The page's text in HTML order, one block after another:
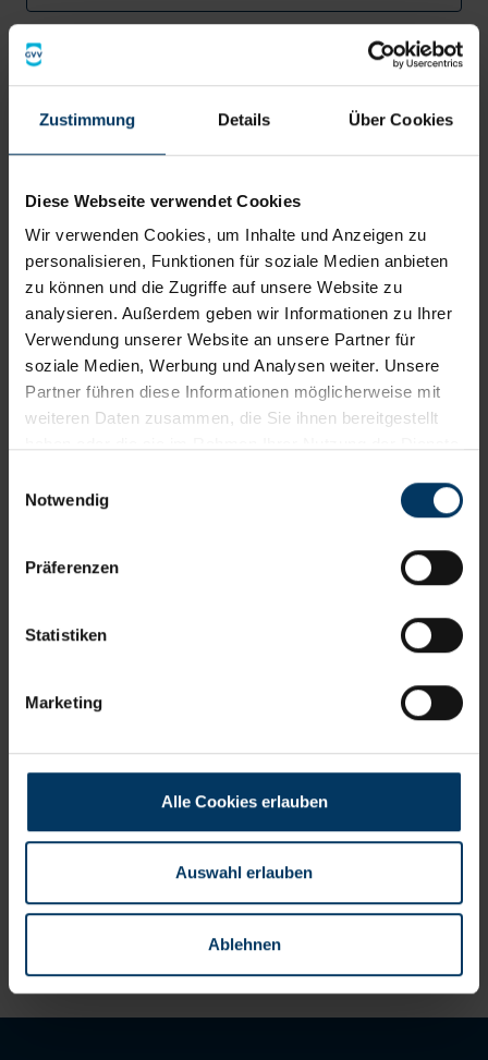
Zustimmung Details Über Cookies
Diese Webseite verwendet Cookies
Wir verwenden Cookies, um Inhalte und Anzeigen zu
personalisieren, Funktionen für soziale Medien anbieten
zu können und die Zugriffe auf unsere Website zu
analysieren. Außerdem geben wir Informationen zu Ihrer
Verwendung unserer Website an unsere Partner für
soziale Medien, Werbung und Analysen weiter. Unsere
Partner führen diese Informationen möglicherweise mit
weiteren Daten zusammen, die Sie ihnen bereitgestellt
Einwilligung können Sie jederzeit in den Einstellungen
Notwendig
Präferenzen
Statistiken
Marketing
Alle Cookies erlauben
Auswahl erlauben
Ablehnen
Amtl. Kennzeichen*
Kilometerstand
Weiter
Die mit * gekennzeichneten Felder sind Pflichtfelder
Schritt5: Kraftfahrt-Haftpflichtschaden
: Kaskoschaden
Schritt7: Anlagen